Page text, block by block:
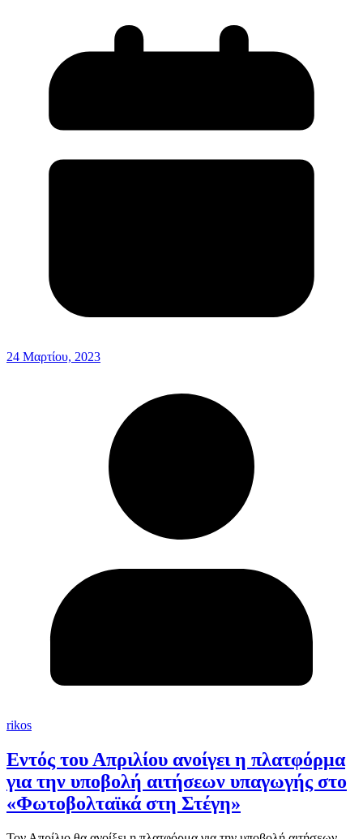
24 Μαρτίου, 2023
rikos
Εντός του Απριλίου ανοίγει η πλατφόρμα
για την υποβολή αιτήσεων υπαγωγής στο
«Φωτοβολταϊκά στη Στέγη»